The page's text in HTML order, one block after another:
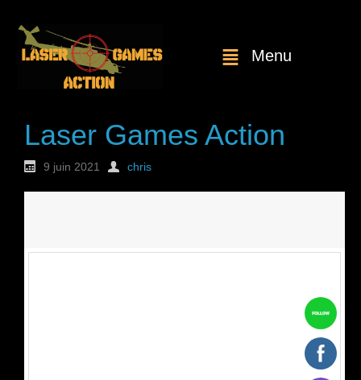
Menu
Laser Games Action
9 juin 2021 chris